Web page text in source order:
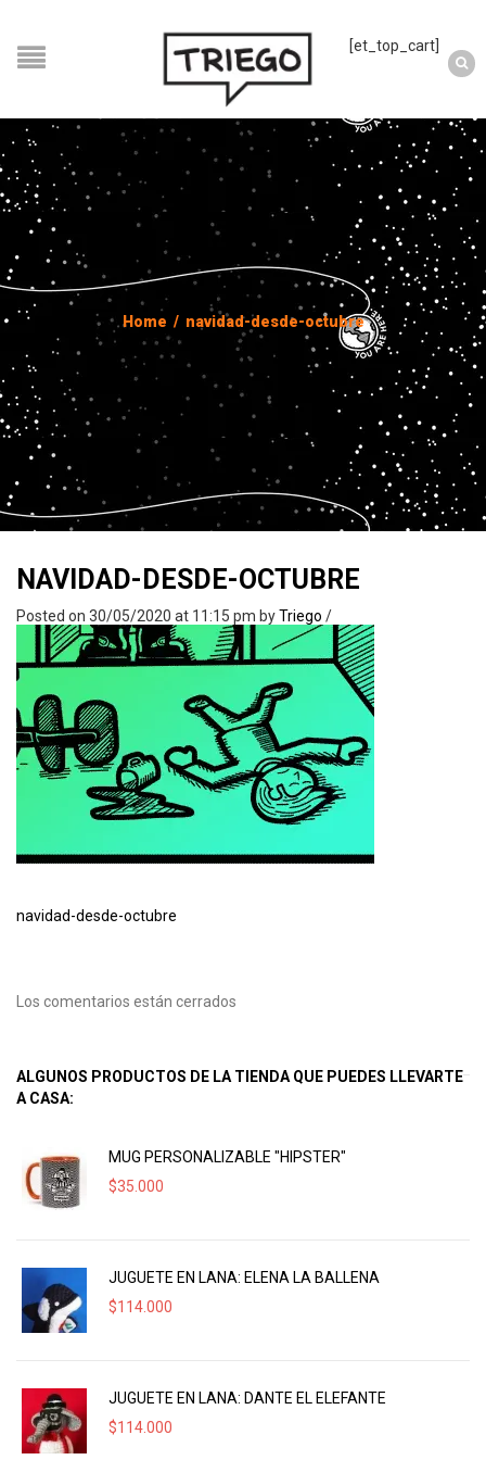
[et_top_cart]
Home / navidad-desde-octubre
NAVIDAD-DESDE-OCTUBRE
Posted on 30/05/2020 at 11:15 pm byTriego /
navidad-desde-octubre
Los comentarios están cerrados
ALGUNOS PRODUCTOS DE LA TIENDA QUE PUEDES LLEVARTE
A CASA:
MUG PERSONALIZABLE "HIPSTER"
$35.000
JUGUETE EN LANA: ELENA LA BALLENA
$114.000
JUGUETE EN LANA: DANTE EL ELEFANTE
$114.000